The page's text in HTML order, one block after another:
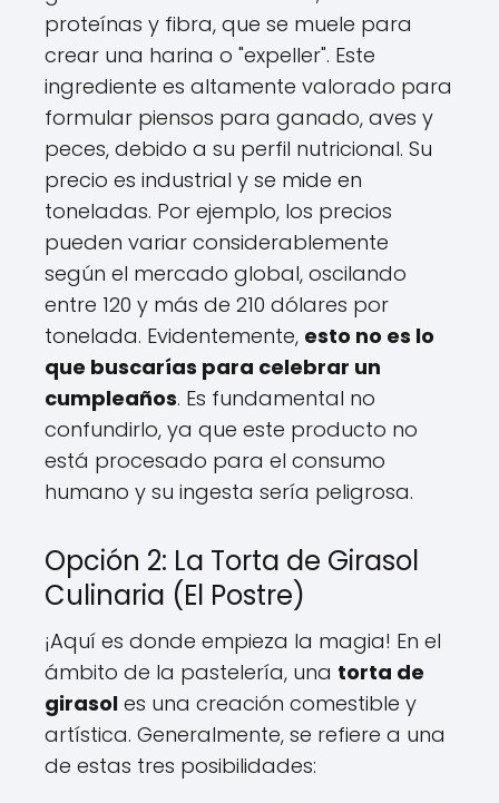
proteínas y fibra, que se muele para
crear una harina o "expeller". Este
ingrediente es altamente valorado para
formular piensos para ganado, aves y
peces, debido a su perfil nutricional. Su
precio es industrial y se mide en
toneladas. Por ejemplo, los precios
pueden variar considerablemente
según el mercado global, oscilando
entre 120 y más de 210 dólares por
tonelada. Evidentemente, esto no es lo
que buscarías para celebrar un
cumpleaños. Es fundamental no
confundirlo, ya que este producto no
está procesado para el consumo
humano y su ingesta sería peligrosa.
Opción 2: La Torta de Girasol
Culinaria (El Postre)
¡Aquí es donde empieza la magia! En el
ámbito de la pastelería, una torta de
girasol es una creación comestible y
artística. Generalmente, se refiere a una
de estas tres posibilidades: